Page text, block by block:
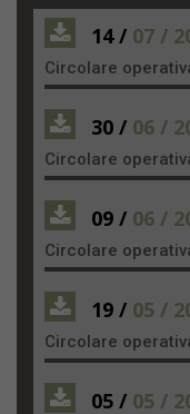
14 / 07 /
Circolare
30 / 06 /
Circolare
09 / 06 /
Circolare
19 / 05 /
Circolare
05 / 05 /